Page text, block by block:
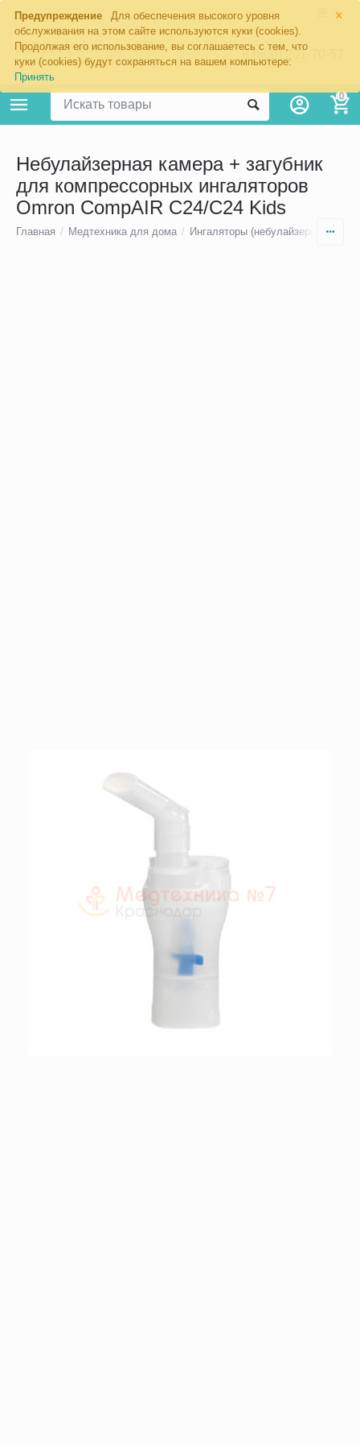
×
Предупреждение
Для обеспечения высокого уровня
обслуживания на этом сайте используются куки (cookies).
Продолжая его использование, вы соглашаетесь с тем, что
куки (cookies) будут сохраняться на вашем компьютере:
Принять
8 (800) 201-70-57
0
Небулайзерная камера + загубник
для компрессорных ингаляторов
Omron CompAIR C24/C24 Kids
Главная / Медтехника для дома / Ингаляторы (небулайзеры) /